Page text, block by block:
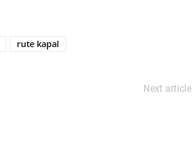
rute kapal
Next article